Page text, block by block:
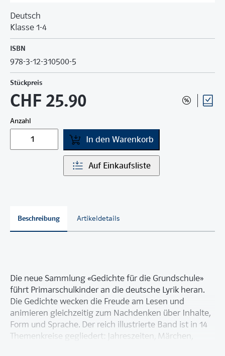
Deutsch
Klasse 1-4
ISBN
978-3-12-310500-5
Stückpreis
CHF 25.90
Anzahl
In den Warenkorb
Auf Einkaufsliste
Beschreibung Artikeldetails
Die neue Sammlung «Gedichte für die Grundschule»
führt Primarschulkinder an die deutsche Lyrik heran.
Die Gedichte wecken die Freude am Lesen und
animieren gleichzeitig zum Nachdenken über Inhalte,
Form und Sprache. Der reich illustrierte Band ist in 14
Themenkreise gegliedert: Jahreszeiten, Märchen,